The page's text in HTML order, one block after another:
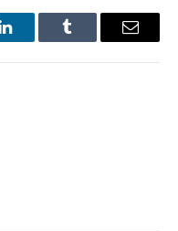
LinkedInTumblr Email